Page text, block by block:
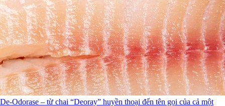
De-Odorase – từ chai “Deoray” huyền thoại đến tên gọi của cả một